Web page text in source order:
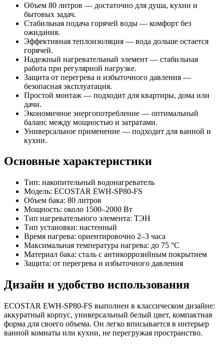
Объем 80 литров — достаточно для душа, кухни и
бытовых задач.
Стабильная подача горячей воды — комфорт без
ожидания.
Эффективная теплоизоляция — вода дольше остается
горячей.
Надежный нагревательный элемент — стабильная
работа при регулярной нагрузке.
Защита от перегрева и избыточного давления —
безопасная эксплуатация.
Простой монтаж — подходит для квартиры, дома или
дачи.
Экономичное энергопотребление — оптимальный
баланс между мощностью и затратами.
Универсальное применение — подходит для ванной и
кухни.
Основные характеристики
Тип: накопительный водонагреватель
Модель: ECOSTAR EWH-SP80-FS
Объем бака: 80 литров
Мощность: около 1500–2000 Вт
Тип нагревательного элемента: ТЭН
Тип установки: настенный
Время нагрева: ориентировочно 2–3 часа
Максимальная температура нагрева: до 75 °C
Материал бака: сталь с антикоррозийным покрытием
Защита: от перегрева и избыточного давления
Дизайн и удобство использования
ECOSTAR EWH-SP80-FS выполнен в классическом дизайне:
аккуратный корпус, универсальный белый цвет, компактная
форма для своего объема. Он легко вписывается в интерьер
ванной комнаты или кухни, не перегружая пространство.